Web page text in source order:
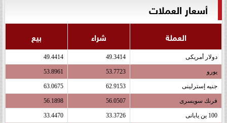
أسعار العملات
العملة شراء بيع
دولار أمريكى 49.3414
49.4414
يورو 53.7723
53.8961
جنيه إسترلينى 62.9153
63.0675
فرنك سويسرى 56.0507
56.1898
100 ين يابانى 33.3726
33.4470